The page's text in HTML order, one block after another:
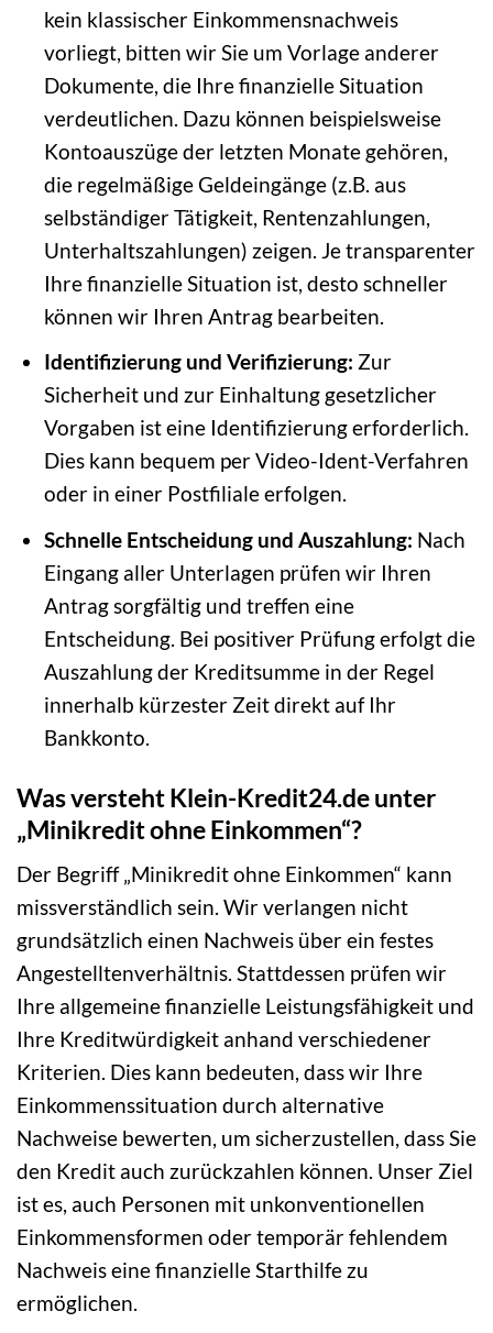
kein klassischer Einkommensnachweis
vorliegt, bitten wir Sie um Vorlage anderer
Dokumente, die Ihre finanzielle Situation
verdeutlichen. Dazu können beispielsweise
Kontoauszüge der letzten Monate gehören,
die regelmäßige Geldeingänge (z.B. aus
selbständiger Tätigkeit, Rentenzahlungen,
Unterhaltszahlungen) zeigen. Je transparenter
Ihre finanzielle Situation ist, desto schneller
können wir Ihren Antrag bearbeiten.
Identifizierung und Verifizierung: Zur
Sicherheit und zur Einhaltung gesetzlicher
Vorgaben ist eine Identifizierung erforderlich.
Dies kann bequem per Video-Ident-Verfahren
oder in einer Postfiliale erfolgen.
Schnelle Entscheidung und Auszahlung: Nach
Eingang aller Unterlagen prüfen wir Ihren
Antrag sorgfältig und treffen eine
Entscheidung. Bei positiver Prüfung erfolgt die
Auszahlung der Kreditsumme in der Regel
innerhalb kürzester Zeit direkt auf Ihr
Bankkonto.
Was versteht Klein-Kredit24.de unter
„Minikredit ohne Einkommen“?
Der Begriff „Minikredit ohne Einkommen“ kann
missverständlich sein. Wir verlangen nicht
grundsätzlich einen Nachweis über ein festes
Angestelltenverhältnis. Stattdessen prüfen wir
Ihre allgemeine finanzielle Leistungsfähigkeit und
Ihre Kreditwürdigkeit anhand verschiedener
Kriterien. Dies kann bedeuten, dass wir Ihre
Einkommenssituation durch alternative
Nachweise bewerten, um sicherzustellen, dass Sie
den Kredit auch zurückzahlen können. Unser Ziel
ist es, auch Personen mit unkonventionellen
Einkommensformen oder temporär fehlendem
Nachweis eine finanzielle Starthilfe zu
ermöglichen.